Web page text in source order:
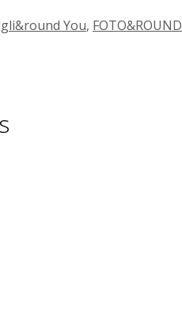
You, FOTO&ROUND